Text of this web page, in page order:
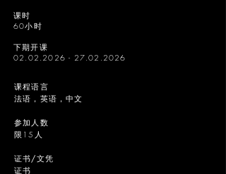
课时
60小时
下期开课
02.02.2026 - 27.02.2026
课程语言
法语，英语，中文
参加人数
限15人
证书/文凭
证书